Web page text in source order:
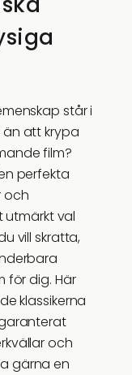
står i
att krypa
film?
perfekta
och
utmärkt val
vill skratta,
för dig. Här
klassikerna
och
gärna en